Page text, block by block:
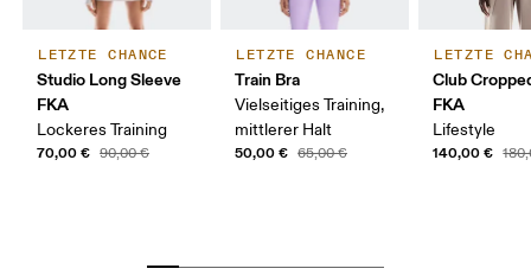
LETZTE CHANCE
Studio Long Sleeve
FKA
Lockeres Training
70,00 € 90,00 €
LETZTE CHANCE
Train Bra
Vielseitiges Training,
mittlerer Halt
50,00 € 65,00 €
LETZTE
Club
FKA
Lifestyle
140,00 €